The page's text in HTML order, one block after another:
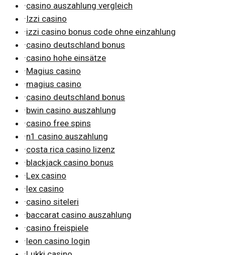
·casino auszahlung vergleich
·Izzi casino
·izzi casino bonus code ohne einzahlung
·casino deutschland bonus
·casino hohe einsätze
·Magius casino
·magius casino
·casino deutschland bonus
·bwin casino auszahlung
·casino free spins
·n1 casino auszahlung
·costa rica casino lizenz
·blackjack casino bonus
·Lex casino
·lex casino
·casino siteleri
·baccarat casino auszahlung
·casino freispiele
·leon casino login